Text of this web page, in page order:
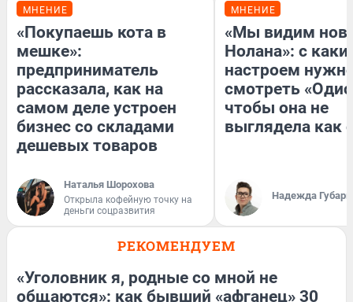
МНЕНИЕ
«Покупаешь кота в
мешке»:
предприниматель
рассказала, как на
самом деле устроен
бизнес со складами
дешевых товаров
Наталья Шорохова
Открыла кофейную точку на
деньги соцразвития
МНЕНИЕ
«Мы видим
Нолана»: с
настроем
смотреть
чтобы она не
выглядела как
Надежда Губарь
РЕКОМЕНДУЕМ
«Уголовник я, родные со мной не
общаются»: как бывший «афганец» 30